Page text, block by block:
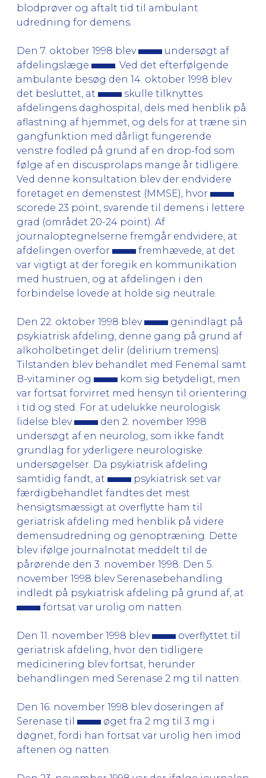
blodprøver og aftalt tid til ambulant
udredning for demens.
Den 7. oktober 1998 blev
undersøgt af
afdelingslæge
. Ved det efterfølgende
ambulante besøg den 14. oktober 1998 blev
det besluttet, at
skulle tilknyttes
afdelingens daghospital, dels med henblik på
aflastning af hjemmet, og dels for at træne sin
gangfunktion med dårligt fungerende
venstre fodled på grund af en drop-fod som
følge af en discusprolaps mange år tidligere.
Ved denne konsultation blev der endvidere
foretaget en demenstest (MMSE), hvor
scorede 23 point, svarende til demens i lettere
grad (området 20-24 point). Af
journaloptegnelserne fremgår endvidere, at
afdelingen overfor
fremhævede, at det
var vigtigt at der foregik en kommunikation
med hustruen, og at afdelingen i den
forbindelse lovede at holde sig neutrale.
Den 22. oktober 1998 blev
genindlagt på
psykiatrisk afdeling, denne gang på grund af
alkoholbetinget delir (delirium tremens).
Tilstanden blev behandlet med Fenemal samt
B-vitaminer og
kom sig betydeligt, men
var fortsat forvirret med hensyn til orientering
i tid og sted. For at udelukke neurologisk
lidelse blev
den 2. november 1998
undersøgt af en neurolog, som ikke fandt
grundlag for yderligere neurologiske
undersøgelser. Da psykiatrisk afdeling
samtidig fandt, at
psykiatrisk set var
færdigbehandlet fandtes det mest
hensigtsmæssigt at overflytte ham til
geriatrisk afdeling med henblik på videre
demensudredning og genoptræning. Dette
blev ifølge journalnotat meddelt til de
pårørende den 3. november 1998. Den 5.
november 1998 blev Serenasebehandling
indledt på psykiatrisk afdeling på grund af, at
fortsat var urolig om natten.
Den 11. november 1998 blev
overflyttet til
geriatrisk afdeling, hvor den tidligere
medicinering blev fortsat, herunder
behandlingen med Serenase 2 mg til natten.
Den 16. november 1998 blev doseringen af
Serenase til
øget fra 2 mg til 3 mg i
døgnet, fordi han fortsat var urolig hen imod
aftenen og natten.